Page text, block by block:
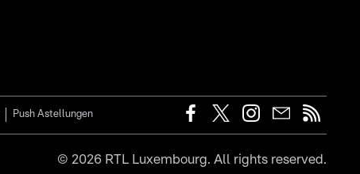
Push Astellungen
© 2026 RTL Luxembourg. All rights reserved.